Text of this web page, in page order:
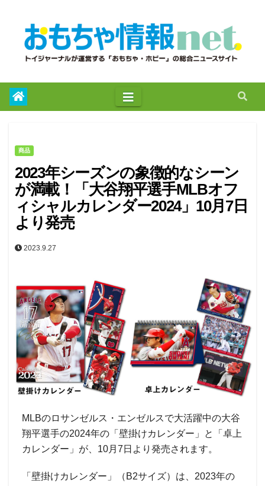
商品
2023年シーズンの象徴的なシーン
が満載！「大谷翔平選手MLBオフ
ィシャルカレンダー2024」10月7日
より発売
2023.9.27
MLBのロサンゼルス・エンゼルスで大活躍中の大谷
翔平選手の2024年の「壁掛けカレンダー」と「卓上
カレンダー」が、10月7日より発売されます。
「壁掛けカレンダー」（B2サイズ）は、2023年の